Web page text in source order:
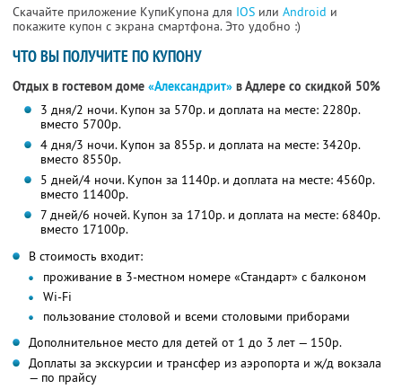
Скачайте приложение КупиКупона для IOS или Android и
покажите купон с экрана смартфона. Это удобно :)
ЧТО ВЫ ПОЛУЧИТЕ ПО КУПОНУ
Отдых в гостевом доме «Александрит» в Адлере со скидкой 50%
3 дня/2 ночи. Купон за 570р. и доплата на месте: 2280р.
вместо 5700р.
4 дня/3 ночи. Купон за 855р. и доплата на месте: 3420р.
вместо 8550р.
5 дней/4 ночи. Купон за 1140р. и доплата на месте: 4560р.
вместо 11400р.
7 дней/6 ночей. Купон за 1710р. и доплата на месте: 6840р.
вместо 17100р.
В стоимость входит:
проживание в 3-местном номере «Стандарт» с балконом
Wi-Fi
пользование столовой и всеми столовыми приборами
Дополнительное место для детей от 1 до 3 лет — 150р.
Доплаты за экскурсии и трансфер из аэропорта и ж/д вокзала
— по прайсу